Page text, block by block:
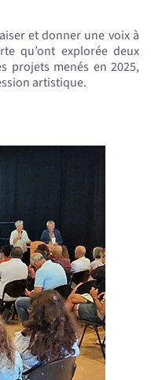
et donner une voix à
qu’ont explorée deux
projets menés en 2025,
artistique.